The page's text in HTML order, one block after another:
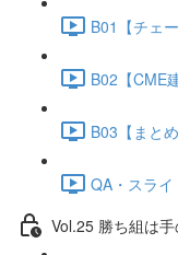
B01【チェ
B02【CME
B03【まと
QA・スラ
Vol.25 勝ち組は